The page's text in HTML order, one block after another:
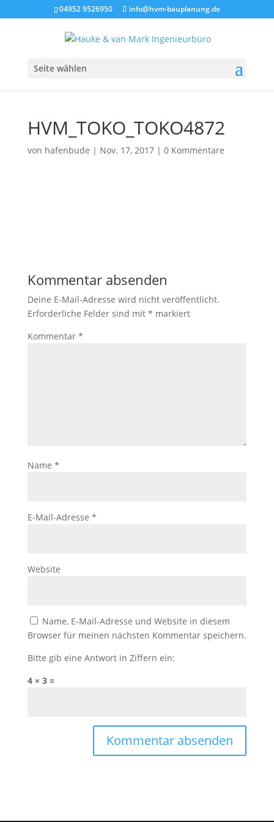
04952 9526950 info@hvm-bauplanung.de
Seite wählen
HVM_TOKO_TOKO4872
von hafenbude | Nov. 17, 2017| 0 Kommentare
Kommentar absenden
Deine E-Mail-Adresse wird nicht veröffentlicht.
Erforderliche Felder sind mit * markiert
Kommentar *
Name *
E-Mail-Adresse *
Website
Name, E-Mail-Adresse und Website in diesem
Browser für meinen nächsten Kommentar speichern.
Bitte gib eine Antwort in Ziffern ein:
4 × 3 =